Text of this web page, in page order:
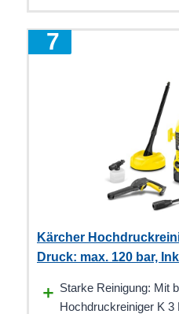
Kärcher
Druck: max. 120 bar,
Starke Reinigung: Mit
Hochdruckreiniger K